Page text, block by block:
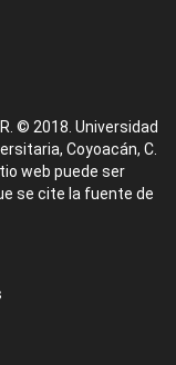
© 2018. Universidad
Coyoacán, C.
web puede ser
se cite la fuente de